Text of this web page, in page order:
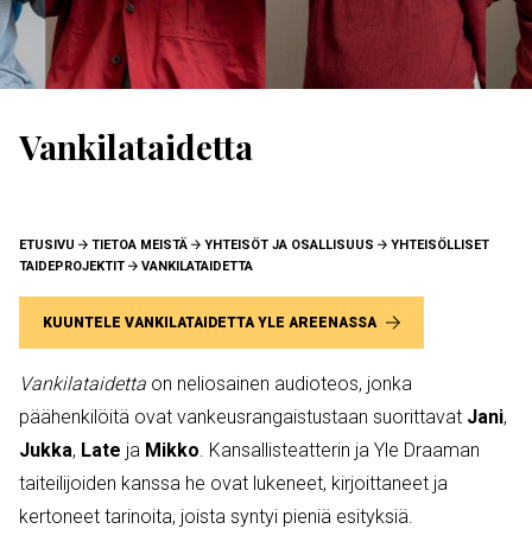
Vankilataidetta
MURUPOLKU
ETUSIVU TIETOA MEISTÄ YHTEISÖT JA OSALLISUUS
YHTEISÖLLISET
TAIDEPROJEKTIT
VANKILATAIDETTA
KUUNTELE VANKILATAIDETTA YLE AREENASSA
Vankilataidetta on neliosainen audioteos, jonka
päähenkilöitä ovat vankeusrangaistustaan suorittavat Jani,
Jukka, Late ja Mikko. Kansallisteatterin ja Yle Draaman
taiteilijoiden kanssa he ovat lukeneet, kirjoittaneet ja
kertoneet tarinoita, joista syntyi pieniä esityksiä.